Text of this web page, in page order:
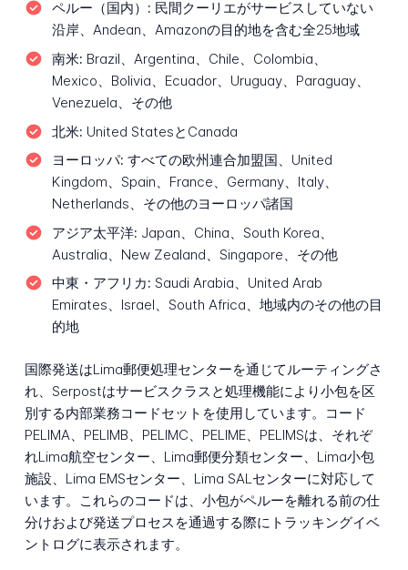
ペルー（国内）: 民間クーリエがサービスしていない
沿岸、Andean、Amazonの目的地を含む全25地域
南米: Brazil、Argentina、Chile、Colombia、
Mexico、Bolivia、Ecuador、Uruguay、Paraguay、
Venezuela、その他
北米: United StatesとCanada
ヨーロッパ: すべての欧州連合加盟国、United
Kingdom、Spain、France、Germany、Italy、
Netherlands、その他のヨーロッパ諸国
アジア太平洋: Japan、China、South Korea、
Australia、New Zealand、Singapore、その他
中東・アフリカ: Saudi Arabia、United Arab
Emirates、Israel、South Africa、地域内のその他の目
的地
国際発送はLima郵便処理センターを通じてルーティングさ
れ、Serpostはサービスクラスと処理機能により小包を区
別する内部業務コードセットを使用しています。コード
PELIMA、PELIMB、PELIMC、PELIME、PELIMSは、それぞ
れLima航空センター、Lima郵便分類センター、Lima小包
施設、Lima EMSセンター、Lima SALセンターに対応して
います。これらのコードは、小包がペルーを離れる前の仕
分けおよび発送プロセスを通過する際にトラッキングイベ
ントログに表示されます。